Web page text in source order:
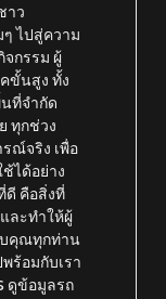
าว
ไปสู่ความ
กรรม ผู้
ขั้นสูง ทั้ง
ที่จำกัด
ทุกช่วง
ณ์จริง เพื่อ
ได้อย่าง
ดี คือสิ่งที่
ละทำให้ผู้
บคุณทุกท่าน
ร้อมกับเรา
ดูข้อมูลรถ